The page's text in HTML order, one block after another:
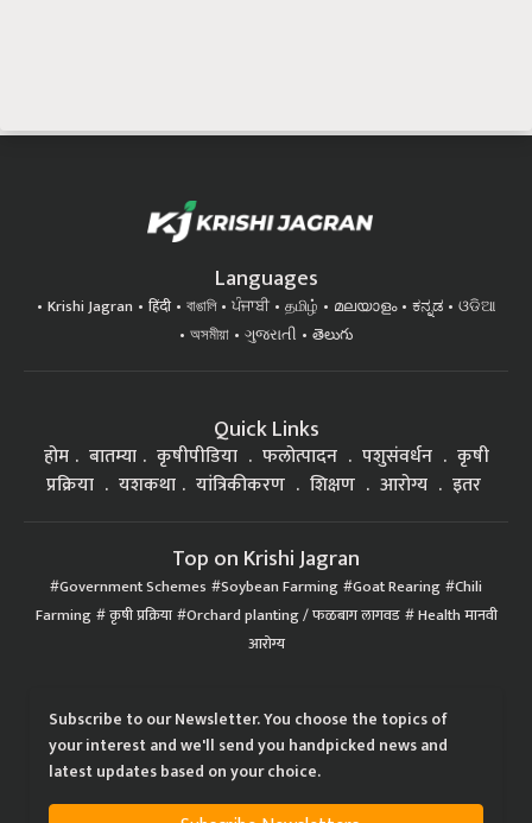
Languages
Krishi Jagran हिंदी বাঙালি ਪੰਜਾਬੀ தமிழ் മലയാളം ಕನ್ನಡ
ଓଡିଆ
অসমীয়া
ગુજરાતી తెలుగు
Quick Links
होम बातम्या कृषीपीडिया फलोत्पादन पशुसंवर्धन
कृषी
प्रक्रिया
यशकथा यांत्रिकीकरण शिक्षण आरोग्य इतर
Top on Krishi Jagran
Government Schemes Soybean Farming Goat Rearing Chili
Farming कृषी प्रक्रिया Orchard planting / फळबाग लागवड Health मानवी
आरोग्य
Subscribe to our Newsletter. You choose the topics of
your interest and we'll send you handpicked news and
latest updates based on your choice.